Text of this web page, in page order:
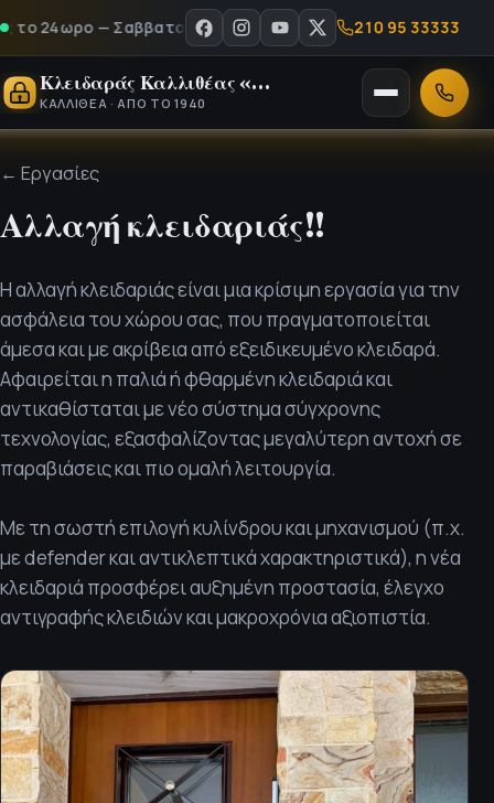
— Σαββατοκύριακα & αργίες - Καλέστε μας στο 210 95
210 95 33333
Κλειδαράς Καλλιθέας «Ο Νίκος»
ΚΑΛΛΙΘΈΑ · ΑΠΌ ΤΟ 1940
Άνοιγμα
μενού
Κλήση
← Εργασίες
Αλλαγή κλειδαριάς!!
Η αλλαγή κλειδαριάς είναι μια κρίσιμη εργασία για την
ασφάλεια του χώρου σας, που πραγματοποιείται
άμεσα και με ακρίβεια από εξειδικευμένο κλειδαρά.
Αφαιρείται η παλιά ή φθαρμένη κλειδαριά και
αντικαθίσταται με νέο σύστημα σύγχρονης
τεχνολογίας, εξασφαλίζοντας μεγαλύτερη αντοχή σε
παραβιάσεις και πιο ομαλή λειτουργία.
Με τη σωστή επιλογή κυλίνδρου και μηχανισμού (π.χ.
με defender και αντικλεπτικά χαρακτηριστικά), η νέα
κλειδαριά προσφέρει αυξημένη προστασία, έλεγχο
αντιγραφής κλειδιών και μακροχρόνια αξιοπιστία.